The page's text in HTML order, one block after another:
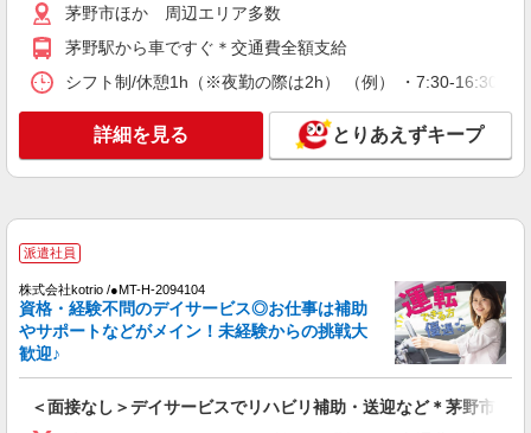
のみ◎夜はおうち時間
時給1500円〜2125円 ＜日払い有/週払い有/交
通費全支給(ガソリン代含む)＞
茅野市
キープ 詳細を見る
株式会社kotrio /●MT-H-1980961
時給1500円〜2125円 ＜日払い有/週払い有/交
通費全支給(ガソリン代含む)＞
キープ 詳細を見る
茅野市ほか 周辺エリア多数
茅野駅から車ですぐ＊交通費全額支給
シフト制/休憩1h（※夜勤の際は2h） （例） ・7:30-16:30
詳細を見る とりあえずキープ
派遣社員
株式会社kotrio /●MT-H-2094104
資格・経験不問のデイサービス◎お仕事は補助
やサポートなどがメイン！未経験からの挑戦大
歓迎♪
＜面接なし＞デイサービスでリハビリ補助・送迎など＊茅野市